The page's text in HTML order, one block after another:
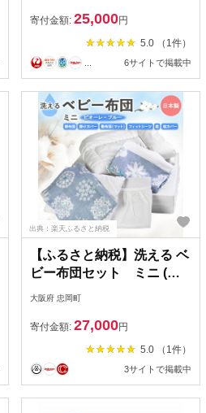
域：離島・沖縄県】
【1609846】
寄付金額: 25,000円
5.0 （1件）
6サイトで掲載中
出典：楽天ふるさと納税
【ふるさと納税】洗える ベ
ビー布団セット ミニ (ピ
オーレ・ブルー)
大阪府 忠岡町
寄付金額: 27,000円
5.0 （1件）
3サイトで掲載中